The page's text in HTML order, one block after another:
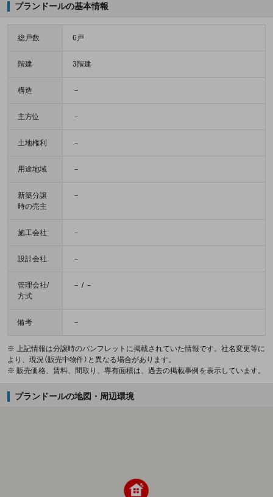
プランドールの基本情報
総戸数 6戸
階建 3階建
構造 －
主方位 －
土地権利 －
用途地域 －
新築分譲
時の売主
－
施工会社 －
設計会社 －
管理会社/
方式
－ / －
備考 －
※ 上記情報は分譲時のパンフレットに掲載されていた情報です。社名変更等に
より、現況（販売中物件）と異なる場合があります。
※ 販売価格、賃料、間取り、専有面積は、過去の掲載事例を表示しています。
プランドールの地図・周辺環境